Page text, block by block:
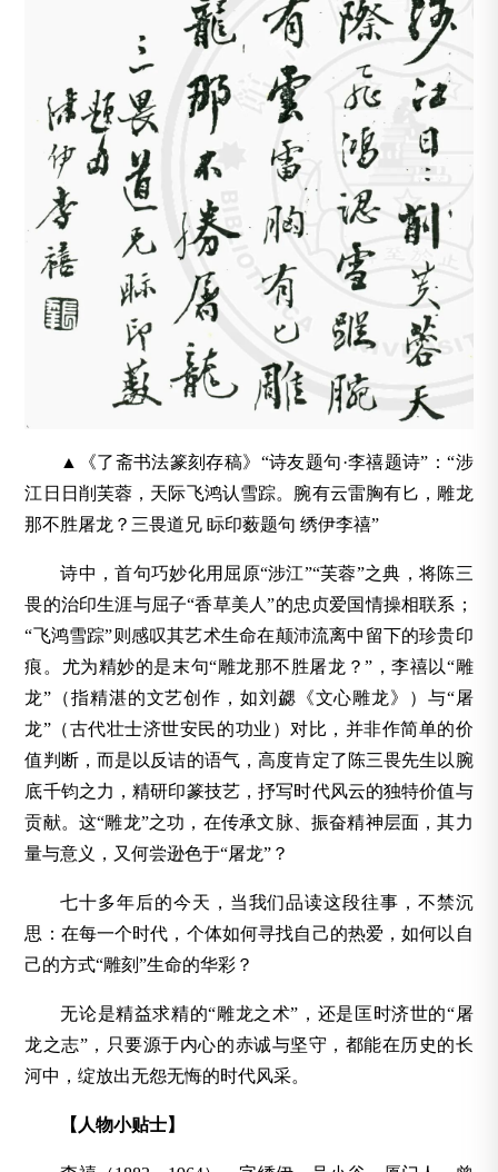
▲《了斋书法篆刻存稿》“诗友题句·李禧题诗”：“涉
江日日削芙蓉，天际飞鸿认雪踪。腕有云雷胸有匕，雕龙
那不胜屠龙？三畏道兄 眎印薮题句 绣伊李禧”
诗中，首句巧妙化用屈原“涉江”“芙蓉”之典，将陈三
畏的治印生涯与屈子“香草美人”的忠贞爱国情操相联系；
“飞鸿雪踪”则感叹其艺术生命在颠沛流离中留下的珍贵印
痕。尤为精妙的是末句“雕龙那不胜屠龙？”，李禧以“雕
龙”（指精湛的文艺创作，如刘勰《文心雕龙》）与“屠
龙”（古代壮士济世安民的功业）对比，并非作简单的价
值判断，而是以反诘的语气，高度肯定了陈三畏先生以腕
底千钧之力，精研印篆技艺，抒写时代风云的独特价值与
贡献。这“雕龙”之功，在传承文脉、振奋精神层面，其力
量与意义，又何尝逊色于“屠龙”？
七十多年后的今天，当我们品读这段往事，不禁沉
思：在每一个时代，个体如何寻找自己的热爱，如何以自
己的方式“雕刻”生命的华彩？
无论是精益求精的“雕龙之术”，还是匡时济世的“屠
龙之志”，只要源于内心的赤诚与坚守，都能在历史的长
河中，绽放出无怨无悔的时代风采。
【人物小贴士】